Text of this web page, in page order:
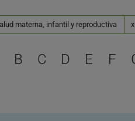
materna, infantil y reproductiva x
B C D E F